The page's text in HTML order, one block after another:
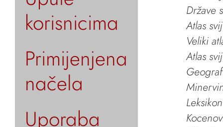
korisnicima
Primijenjena
načela
Uporaba
Države
Atlas
Veliki
Atlas